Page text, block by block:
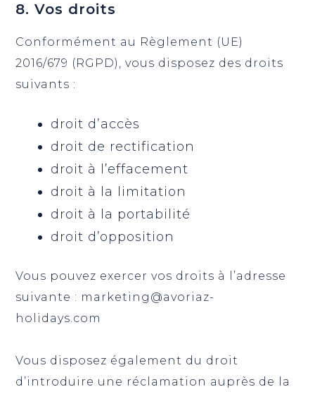
8. Vos droits
Conformément au Règlement (UE)
2016/679 (RGPD), vous disposez des droits
suivants :
droit d’accès
droit de rectification
droit à l’effacement
droit à la limitation
droit à la portabilité
droit d’opposition
Vous pouvez exercer vos droits à l’adresse
suivante : marketing@avoriaz-
holidays.com
Vous disposez également du droit
d’introduire une réclamation auprès de la